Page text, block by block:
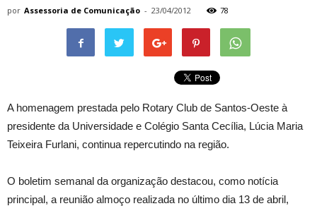
por Assessoria de Comunicação - 23/04/2012 78
A homenagem prestada pelo Rotary Club de Santos-Oeste à
presidente da Universidade e Colégio Santa Cecília, Lúcia Maria
Teixeira Furlani, continua repercutindo na região.
O boletim semanal da organização destacou, como notícia
principal, a reunião almoço realizada no último dia 13 de abril,